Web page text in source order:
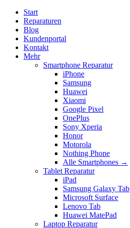
Start
Reparaturen
Blog
Kundenportal
Kontakt
Mehr
Smartphone Reparatur
iPhone
Samsung
Huawei
Xiaomi
Google Pixel
OnePlus
Sony Xperia
Honor
Motorola
Nothing Phone
Alle Smartphones →
Tablet Reparatur
iPad
Samsung Galaxy Tab
Microsoft Surface
Lenovo Tab
Huawei MatePad
Laptop Reparatur